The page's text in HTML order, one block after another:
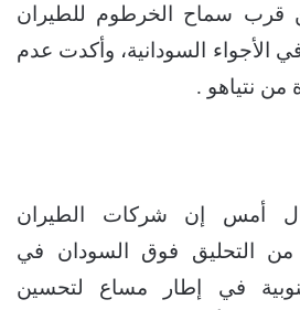
عن قرب سماح الخرطوم للطيران
الأجواء السودانية، وأكدت عدم
من نتياهو .
أمس إن شركات الطيران
من التحليق فوق السودان في
في إطار مساع لتحسين